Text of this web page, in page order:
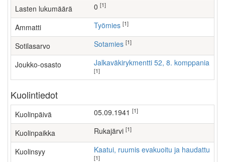
Lasten lukumäärä [1]
Ammatti työmies [1]
Sotilasarvo Sotamies [1]
Joukko-osasto Jalkaväkirykmentti 52, 8. komppania
[1]
Kuolintiedot
Kuolinpäivä 05.09.1941 [1]
Kuolinpaikka Rukajärvi [1]
Kuolinsyy Kaatui, ruumis evakuoitu ja haudattu
[1]